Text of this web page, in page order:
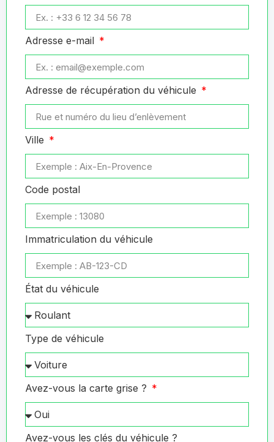
Adresse e-mail
Adresse de récupération du véhicule
Ville
Code postal
Immatriculation du véhicule
État du véhicule
Type de véhicule
Avez-vous la carte grise ?
Avez-vous les clés du véhicule ?